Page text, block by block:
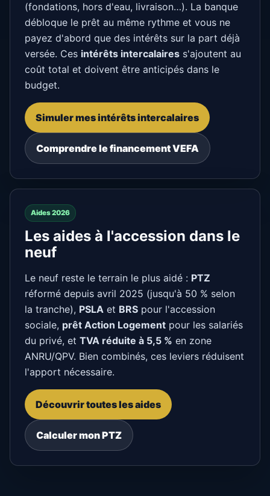
(fondations, hors d'eau, livraison…). La banque
débloque le prêt au même rythme et vous ne
payez d'abord que des intérêts sur la part déjà
versée. Ces intérêts intercalaires s'ajoutent au
coût total et doivent être anticipés dans le
budget.
Simuler mes intérêts intercalaires
Comprendre le financement VEFA
Aides 2026
Les aides à l'accession dans le
neuf
Le neuf reste le terrain le plus aidé : PTZ
réformé depuis avril 2025 (jusqu'à 50 % selon
la tranche), PSLA et BRS pour l'accession
sociale, prêt Action Logement pour les salariés
du privé, et TVA réduite à 5,5 % en zone
ANRU/QPV. Bien combinés, ces leviers réduisent
l'apport nécessaire.
Découvrir toutes les aides
Calculer mon PTZ